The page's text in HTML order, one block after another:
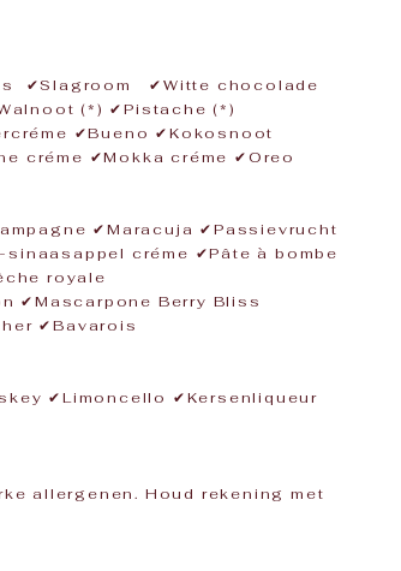
✔Slagroom ✔Witte chocolade
(*) ✔Pistache (*)
✔Bueno ✔Kokosnoot
créme ✔Mokka créme ✔Oreo
✔Maracuja ✔Passievrucht
créme ✔Pâte à bombe
royale
✔Mascarpone Berry Bliss
✔Bavarois
✔Limoncello ✔Kersenliqueur
allergenen. Houd rekening met